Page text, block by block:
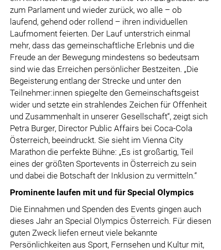
zum Parlament und wieder zurück, wo alle – ob
laufend, gehend oder rollend – ihren individuellen
Laufmoment feierten. Der Lauf unterstrich einmal
mehr, dass das gemeinschaftliche Erlebnis und die
Freude an der Bewegung mindestens so bedeutsam
sind wie das Erreichen persönlicher Bestzeiten. „Die
Begeisterung entlang der Strecke und unter den
Teilnehmer:innen spiegelte den Gemeinschaftsgeist
wider und setzte ein strahlendes Zeichen für Offenheit
und Zusammenhalt in unserer Gesellschaft“, zeigt sich
Petra Burger, Director Public Affairs bei Coca-Cola
Österreich, beeindruckt. Sie sieht im Vienna City
Marathon die perfekte Bühne: „Es ist großartig, Teil
eines der größten Sportevents in Österreich zu sein
und dabei die Botschaft der Inklusion zu vermitteln.“
Prominente laufen mit und für Special Olympics
Die Einnahmen und Spenden des Events gingen auch
dieses Jahr an Special Olympics Österreich. Für diesen
guten Zweck liefen erneut viele bekannte
Persönlichkeiten aus Sport, Fernsehen und Kultur mit,